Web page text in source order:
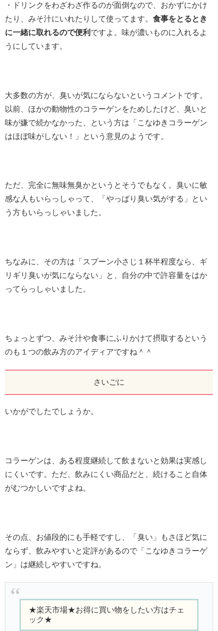
・ドリンクをわざわざ作るのが面倒なので、おかずにかけ
たり、みそ汁にいれたりして使ってます。 食事をとるとき
に一緒に取れるので便利 ですよ。味が濃いものに入れるよ
うにしています。
大多数の方が、臭いが気にならないというコメントです。
以前、ほかの動物性のコラーゲンをためしたけど、臭いと
味が嫌で続かなかった、という方は「こなゆきコラーゲン
はほぼ味がしない！」という意見のようです。
ただ、完全に無味無臭かというとそうでもなく。臭いに敏
感な人もいらっしゃって、「やっぱり臭い気がする」とい
う方もいらっしゃいました。
ちなみに、その方は「スプーン小さじ１杯半程度なら、ギ
リギリ臭いが気にならない」と、自分の中で許容量をはか
ってらっしゃいました。
ちょっとずつ、みそ汁や食事にふりかけて摂取するという
のも１つの飲み方のアイディアですね＾＾
さいごに
いかがでしたでしょうか。
コラーゲンは、ある程度継続して飲まないと効果は実感し
にくいです。ただ、飲みにくい商品だと、続けること自体
がむつかしいですよね。
その点、お値段的にも手軽ですし、「臭い」もさほど気に
ならず、飲みやすいと定評があるので「こなゆきコラーゲ
ン」は継続しやすいですね。
★楽天市場★お得に買い物をしたい方はチェ
ック★